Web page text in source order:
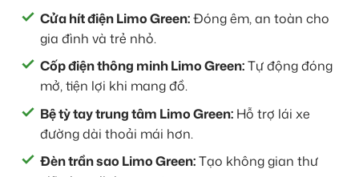
Cửa hít điện Limo Green:Đóng êm, an toàn cho
gia đình và trẻ nhỏ.
Cốp điện thông minh Limo Green:Tự động đóng
mở, tiện lợi khi mang đồ.
Bệ tỳ tay trung tâm Limo Green: Hỗ trợ lái xe
đường dài thoải mái hơn.
Đèn trần sao Limo Green:Tạo không gian thư